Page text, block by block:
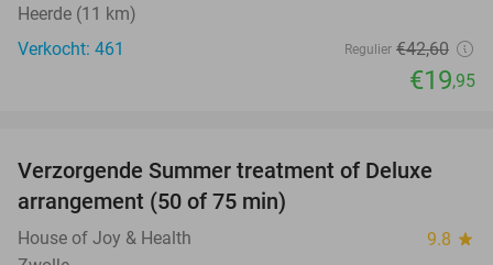
Heerde (11 km)
Verkocht: 461
Regulier €42,60
€19,95
47%
Verzorgende Summer treatment of Deluxe
arrangement (50 of 75 min)
House of Joy & Health 9.8 star